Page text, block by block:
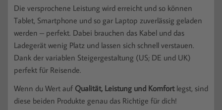
Die versprochene Leistung wird erreicht und so können
Tablet, Smartphone und so gar Laptop zuverlässig geladen
werden – perfekt. Dabei brauchen das Kabel und das
Ladegerät wenig Platz und lassen sich schnell verstauen.
Dank der variablen Steigergestaltung (US; DE und UK)
perfekt für Reisende.
Wenn du Wert auf Qualität, Leistung und Komfortlegst, sind
diese beiden Produkte genau das Richtige für dich!